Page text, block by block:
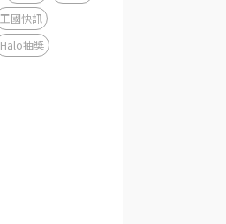
王國快訊
Halo抽獎